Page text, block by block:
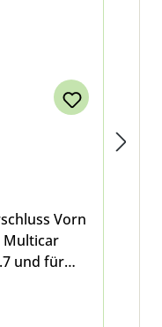
Vorn
Multicar
und für